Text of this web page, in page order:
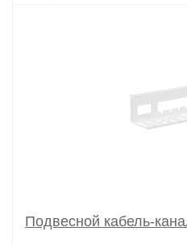
Подвесной кабель-